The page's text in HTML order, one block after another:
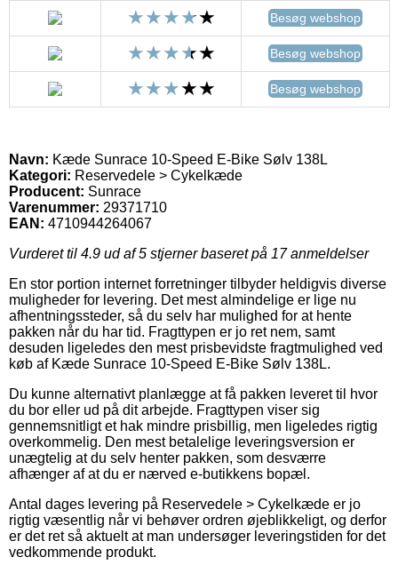
Besøg webshop
Besøg webshop
Besøg webshop
Navn: Kæde Sunrace 10-Speed E-Bike Sølv 138L
Kategori: Reservedele > Cykelkæde
Producent: Sunrace
Varenummer: 29371710
EAN: 4710944264067
Vurderet til 4.9 ud af 5 stjerner baseret på 17anmeldelser
En stor portion internet forretninger tilbyder heldigvis diverse
muligheder for levering. Det mest almindelige er lige nu
afhentningssteder, så du selv har mulighed for at hente
pakken når du har tid. Fragttypen er jo ret nem, samt
desuden ligeledes den mest prisbevidste fragtmulighed ved
køb af Kæde Sunrace 10-Speed E-Bike Sølv 138L.
Du kunne alternativt planlægge at få pakken leveret til hvor
du bor eller ud på dit arbejde. Fragttypen viser sig
gennemsnitligt et hak mindre prisbillig, men ligeledes rigtig
overkommelig. Den mest betalelige leveringsversion er
unægtelig at du selv henter pakken, som desværre
afhænger af at du er nærved e-butikkens bopæl.
Antal dages levering på Reservedele > Cykelkæde er jo
rigtig væsentlig når vi behøver ordren øjeblikkeligt, og derfor
er det ret så aktuelt at man undersøger leveringstiden for det
vedkommende produkt.